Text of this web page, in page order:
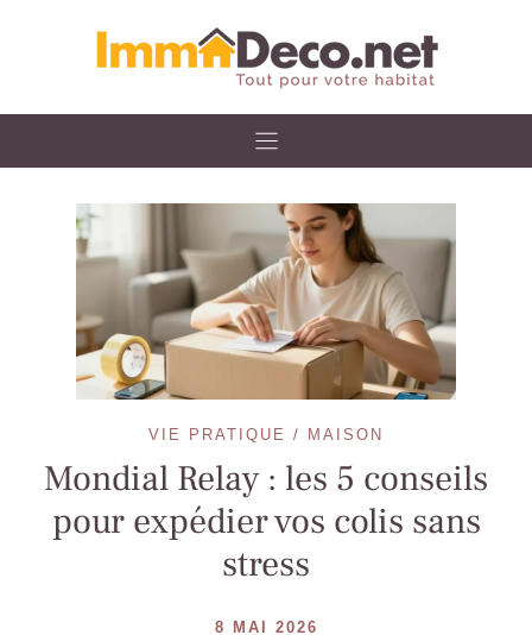
VIE PRATIQUE / MAISON
Mondial Relay : les 5 conseils
pour expédier vos colis sans
stress
8 MAI 2026